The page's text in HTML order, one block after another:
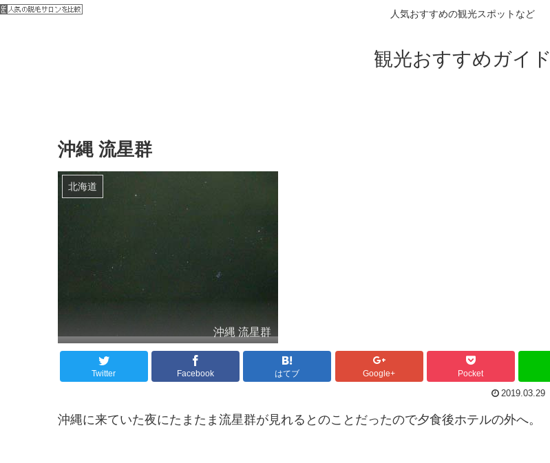
人気おすすめの観光スポットなど
観光おすすめガイド
沖縄 流星群
北海道
沖縄 流星群
Twitter Facebook はてブ Google+ Pocket
2019.03.29
沖縄に来ていた夜にたまたま流星群が見れるとのことだったので夕食後ホテルの外へ。